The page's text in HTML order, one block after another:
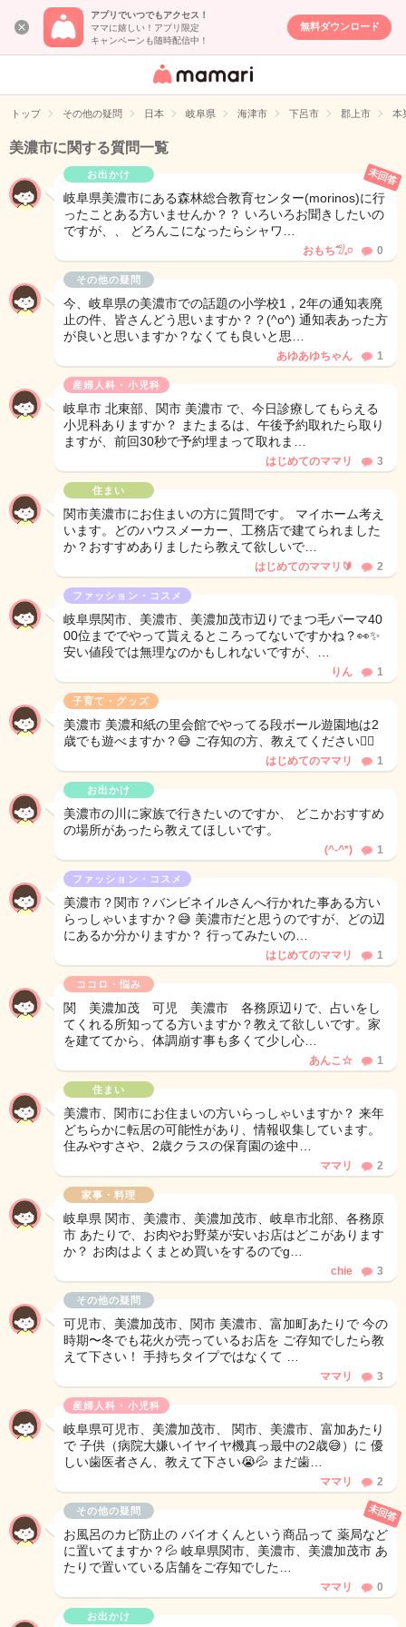
アプリでいつでもアクセス！
ママに嬉しい！アプリ限定
キャンペーンも随時配信中！
無料ダウンロード
女性専用匿名QA
イト
トップ その他の疑問 日本 岐阜県 海津市 下呂市 郡上市 本
美濃市に関する質問一覧
お出かけ
岐阜県美濃市にある森林総合教育センター(morinos)に行
ったことある方いませんか？？ いろいろお聞きしたいの
ですが、、 どろんこになったらシャワ…
未回答
おもち𓅿𓈒𓏸 0
その他の疑問
今、岐阜県の美濃市での話題の小学校1，2年の通知表廃
止の件、皆さんどう思いますか？？(^o^) 通知表あった方
が良いと思いますか？なくても良いと思…
あゆあゆちゃん 1
産婦人科・小児科
岐阜市 北東部、関市 美濃市 で、今日診療してもらえる
小児科ありますか？ またまるは、午後予約取れたら取り
ますが、前回30秒で予約埋まって取れま…
はじめてのママリ 3
住まい
関市美濃市にお住まいの方に質問です。 マイホーム考え
います。どのハウスメーカー、工務店で建てられました
か？おすすめありましたら教えて欲しいで…
はじめてのママリ🔰 2
ファッション・コスメ
岐阜県関市、美濃市、美濃加茂市辺りでまつ毛パーマ40
00位まででやって貰えるところってないですかね？👀✨
安い値段では無理なのかもしれないですが、…
りん 1
子育て・グッズ
美濃市 美濃和紙の里会館でやってる段ボール遊園地は2
歳でも遊べますか？😅 ご存知の方、教えてください🙇‍♀️
はじめてのママリ 1
お出かけ
美濃市の川に家族で行きたいのですか、 どこかおすすめ
の場所があったら教えてほしいです。
(^-^*) 1
ファッション・コスメ
美濃市？関市？バンビネイルさんへ行かれた事ある方い
らっしゃいますか？😅 美濃市だと思うのですが、どの辺
にあるか分かりますか？ 行ってみたいの…
はじめてのママリ 1
ココロ・悩み
関 美濃加茂 可児 美濃市 各務原辺りで、占いをし
てくれる所知ってる方いますか？教えて欲しいです。家
を建ててから、体調崩す事も多くて少し心…
あんこ☆ 1
住まい
美濃市、関市にお住まいの方いらっしゃいますか？ 来年
どちらかに転居の可能性があり、情報収集しています。
住みやすさや、2歳クラスの保育園の途中…
ママリ 2
家事・料理
岐阜県 関市、美濃市、美濃加茂市、岐阜市北部、各務原
市 あたりで、お肉やお野菜が安いお店はどこがあります
か？ お肉はよくまとめ買いをするのでg…
chie 3
その他の疑問
可児市、美濃加茂市、関市 美濃市、富加町あたりで 今の
時期〜冬でも花火が売っているお店を ご存知でしたら教
えて下さい！ 手持ちタイプではなくて …
ママリ 3
産婦人科・小児科
岐阜県可児市、美濃加茂市、 関市、美濃市、富加あたり
で 子供（病院大嫌いイヤイヤ機真っ最中の2歳😅）に 優
しい歯医者さん、教えて下さい😭💦 まだ歯…
ママリ 2
その他の疑問
お風呂のカビ防止の バイオくんという商品って 薬局など
に置いてますか？💦 岐阜県関市、美濃市、美濃加茂市 あ
たりで置いている店舗をご存知でした…
未回答
ママリ 0
お出かけ